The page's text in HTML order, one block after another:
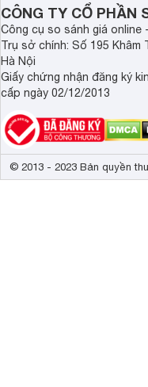
CÔNG TY CỔ PHẦN
Công cụ so sánh giá online
Trụ sở chính: Số 195 Khâm
Hà Nội
Giấy chứng nhận đăng ký
cấp ngày 02/12/2013
© 2013 - 2023 Bản quyền